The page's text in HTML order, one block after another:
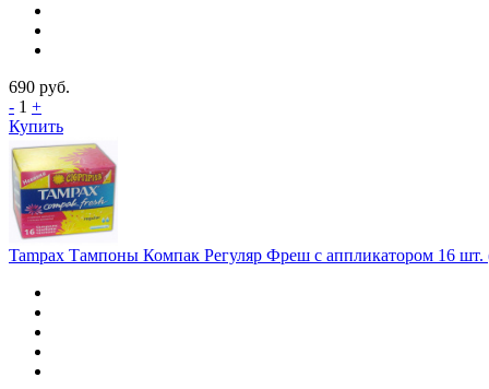
690 руб.
- 1 +
Купить
Tampax Тампоны Компак Регуляр Фреш с аппликатором 16 шт.